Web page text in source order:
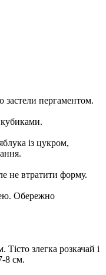
застели пергаментом.
із цукром,
не втратити форму.
Обережно
злегка розкачай і
8 см.